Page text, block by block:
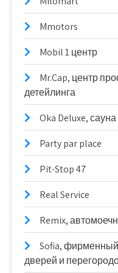
Mmotors
Mobil 1 центр
Mr.Cap, центр
детейлинга
Oka Deluxe, сауна
Party par place
Pit-Stop 47
Real Service
Remix,
Sofia,
дверей и